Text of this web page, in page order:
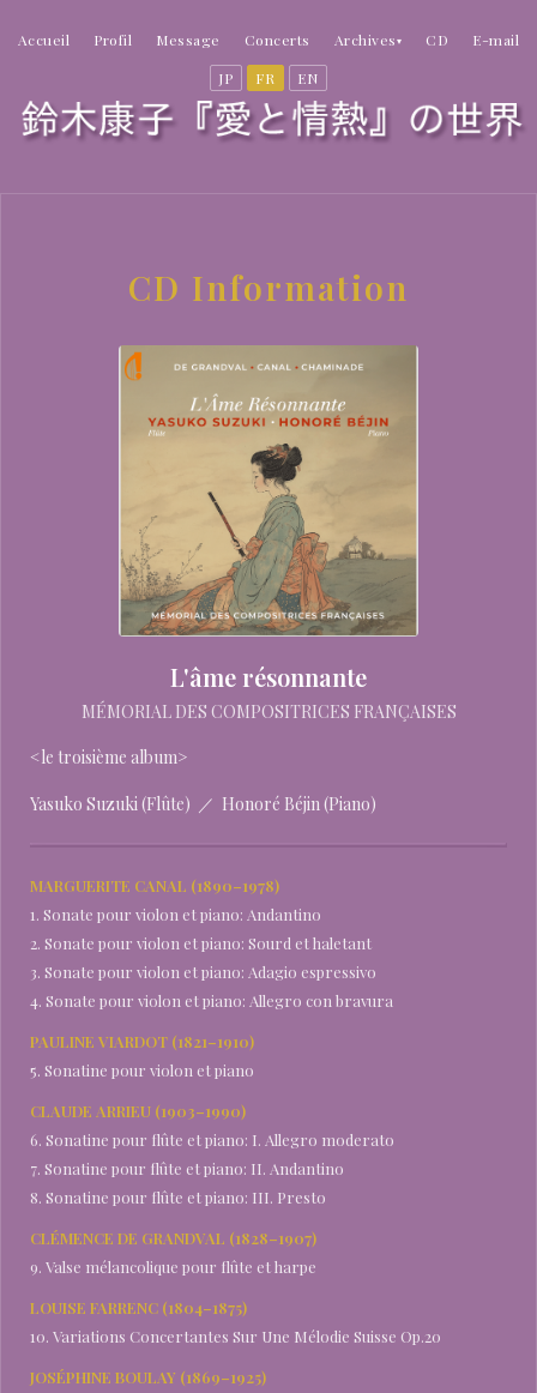
Accueil Profil Message Concerts Archives▾ CD
E-mail
JP
FR EN
CD Information
L'âme résonnante
MÉMORIAL DES COMPOSITRICES FRANÇAISES
<le troisième album>
Yasuko Suzuki (Flûte) ／ Honoré Béjin (Piano)
MARGUERITE CANAL (1890–1978)
1. Sonate pour violon et piano: Andantino
2. Sonate pour violon et piano: Sourd et haletant
3. Sonate pour violon et piano: Adagio espressivo
4. Sonate pour violon et piano: Allegro con bravura
PAULINE VIARDOT (1821–1910)
5. Sonatine pour violon et piano
CLAUDE ARRIEU (1903–1990)
6. Sonatine pour flûte et piano: I. Allegro moderato
7. Sonatine pour flûte et piano: II. Andantino
8. Sonatine pour flûte et piano: III. Presto
CLÉMENCE DE GRANDVAL (1828–1907)
9. Valse mélancolique pour flûte et harpe
LOUISE FARRENC (1804–1875)
10. Variations Concertantes Sur Une Mélodie Suisse Op.20
JOSÉPHINE BOULAY (1869–1925)